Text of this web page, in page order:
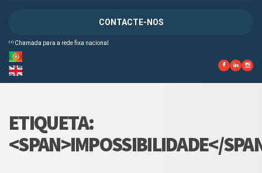
CONTACTE-NOS
⁽¹⁾ Chamada para a rede fixa nacional
ETIQUETA:
<SPAN>IMPOSSIBILIDADE</